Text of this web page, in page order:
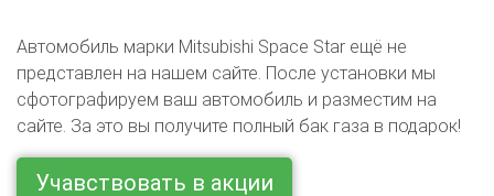
Автомобиль марки Mitsubishi Space Star ещё не
представлен на нашем сайте. После установки мы
сфотографируем ваш автомобиль и разместим на
сайте. За это вы получите полный бак газа в подарок!
Учавствовать в акции